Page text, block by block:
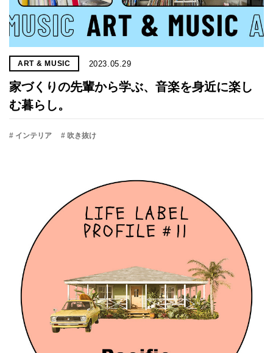
ART & MUSIC 2023.05.29
家づくりの先輩から学ぶ、音楽を身近に楽し
む暮らし。
# インテリア # 吹き抜け